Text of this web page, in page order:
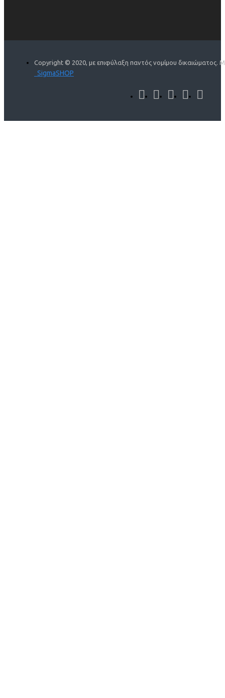
Copyright © 2020, με επιφύλαξη παντός νομίμου δικαιώματος.
SigmaSHOP